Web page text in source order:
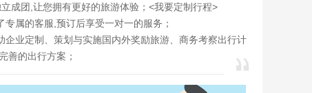
成团,让您拥有更好的旅游体验；<我要定制行程>
专属的客服,预订后享受一对一的服务；
企业定制、策划与实施国内外奖励旅游、商务考察出行计
善的出行方案；